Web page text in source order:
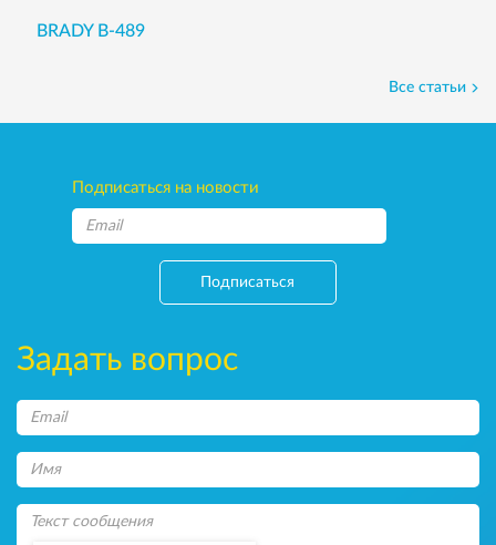
BRADY B-489
Все статьи
Подписаться на новости
Подписаться
Задать вопрос